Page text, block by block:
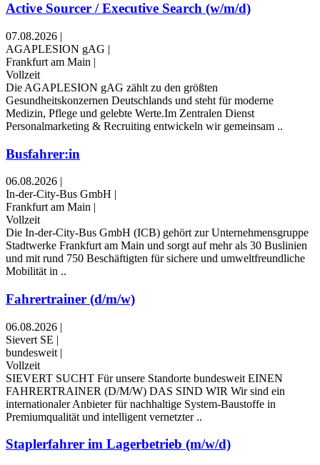
Active Sourcer / Executive Search (w/m/d)
07.08.2026 |
AGAPLESION gAG |
Frankfurt am Main |
Vollzeit
Die AGAPLESION gAG zählt zu den größten
Gesundheitskonzernen Deutschlands und steht für moderne
Medizin, Pflege und gelebte Werte.Im Zentralen Dienst
Personalmarketing & Recruiting entwickeln wir gemeinsam ..
Busfahrer:in
06.08.2026 |
In-der-City-Bus GmbH |
Frankfurt am Main |
Vollzeit
Die In-der-City-Bus GmbH (ICB) gehört zur Unternehmensgruppe
Stadtwerke Frankfurt am Main und sorgt auf mehr als 30 Buslinien
und mit rund 750 Beschäftigten für sichere und umweltfreundliche
Mobilität in ..
Fahrertrainer (d/m/w)
06.08.2026 |
Sievert SE |
bundesweit |
Vollzeit
SIEVERT SUCHT Für unsere Standorte bundesweit EINEN
FAHRERTRAINER (D/M/W) DAS SIND WIR Wir sind ein
internationaler Anbieter für nachhaltige System-Baustoffe in
Premiumqualität und intelligent vernetzter ..
Staplerfahrer im Lagerbetrieb (m/w/d)